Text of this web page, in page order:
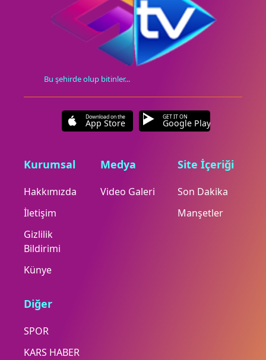
Bu şehirde olup bitinler...
Download on the
App Store
GET IT ON
Google Play
Kurumsal
Hakkımızda
İletişim
Gizlilik
Bildirimi
Künye
Medya
Video Galeri
Site İçeriği
Son Dakika
Manşetler
Diğer
SPOR
KARS HABER